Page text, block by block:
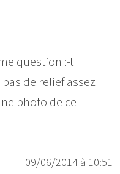
question :-t
de relief assez
photo de ce
09/06/2014 à 10:51